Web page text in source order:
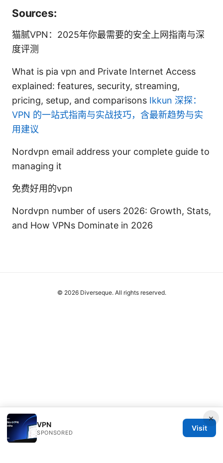
Sources:
猫腻VPN：2025年你最需要的安全上网指南与深
度评测
What is pia vpn and Private Internet Access
explained: features, security, streaming,
pricing, setup, and comparisons Ikkun 深探：
VPN 的一站式指南与实战技巧，含最新趋势与实
用建议
Nordvpn email address your complete guide to
managing it
免费好用的vpn
Nordvpn number of users 2026: Growth, Stats,
and How VPNs Dominate in 2026
×
VPN
SPONSORED
Visit
© 2026 Diverseque. All rights reserved.